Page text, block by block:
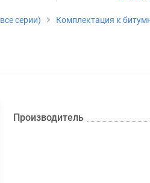
серии) Комплектация к
Производитель